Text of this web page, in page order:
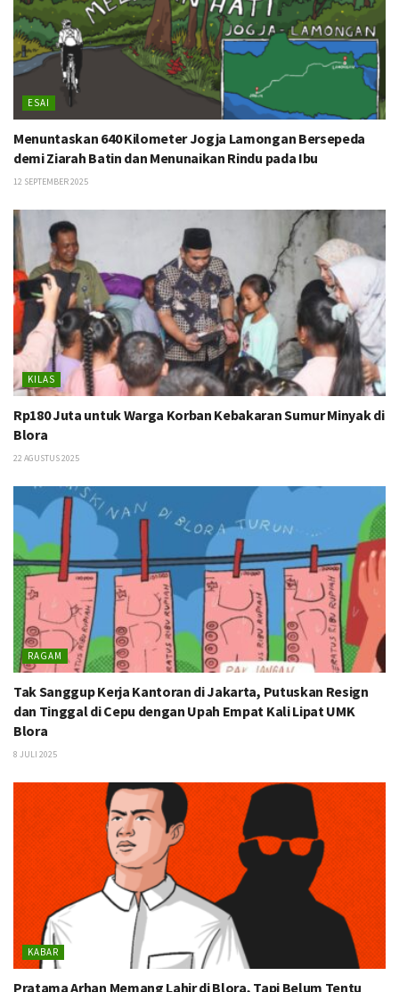
ESAI
Menuntaskan 640 Kilometer Jogja Lamongan Bersepeda
demi Ziarah Batin dan Menunaikan Rindu pada Ibu
12 SEPTEMBER 2025
KILAS
Rp180 Juta untuk Warga Korban Kebakaran Sumur Minyak di
Blora
22 AGUSTUS 2025
RAGAM
Tak Sanggup Kerja Kantoran di Jakarta, Putuskan Resign
dan Tinggal di Cepu dengan Upah Empat Kali Lipat UMK
Blora
8 JULI 2025
KABAR
Pratama Arhan Memang Lahir di Blora, Tapi Belum Tentu